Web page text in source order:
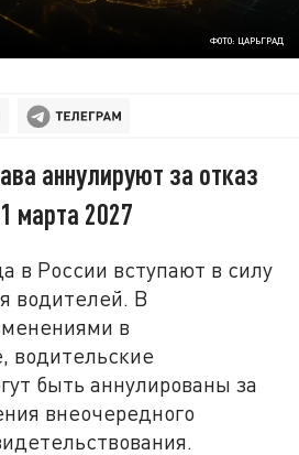
ФОТО: ЦАРЬГРАД
аннулируют за отказ
марта 2027
в России вступают в силу
водителей. В
в
водительские
быть аннулированы за
внеочередного